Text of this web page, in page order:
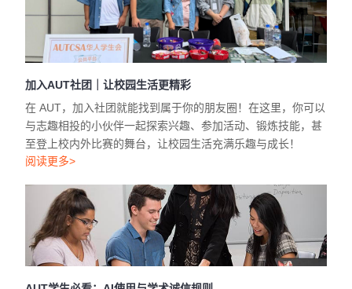
加入AUT社团｜让校园生活更精彩
在 AUT，加入社团就能找到属于你的朋友圈！在这里，你可以
与志趣相投的小伙伴一起探索兴趣、参加活动、锻炼技能，甚
至登上校内外比赛的舞台，让校园生活充满乐趣与成长！
阅读更多>